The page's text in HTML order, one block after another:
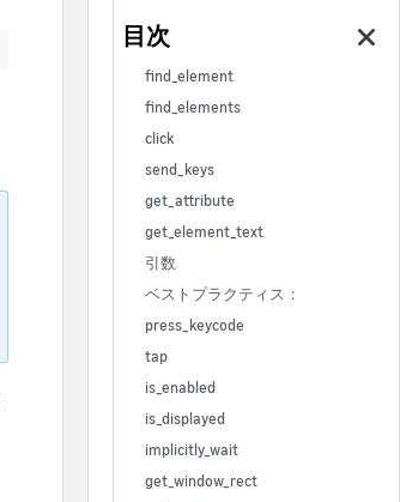
find_element
find_elements
click
send_keys
get_attribute
get_element_text
引数
ベストプラクティス：
press_keycode
tap
is_enabled
is_displayed
implicitly_wait
get_window_rect